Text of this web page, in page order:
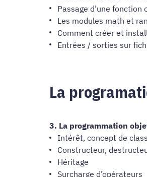
Passage d’une
Les modules math et
Comment créer et
Entrées / sorties sur
La
3. La programmation
Intérêt, concept de
Constructeur,
Héritage
Surcharge d’opérateurs